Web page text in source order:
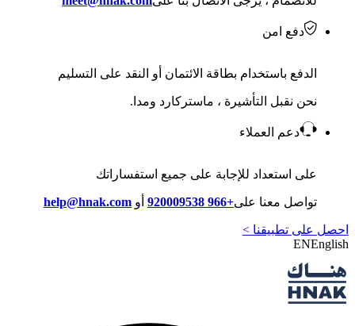
دفع امن
الدفع باستخدام بطاقة الائتمان أو النقد على التسليم
نحن نقبل التأشيرة ، ماستركارد ومدا.
دعم العملاء
على استعداد للإجابة على جميع استفساراتك
تواصل معنا على+966 920009538 أو help@hnak.com
احصل على تطبيقنا >
ENEnglish